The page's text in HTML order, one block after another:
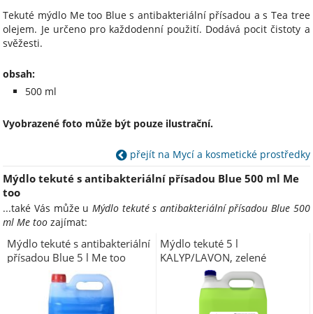
Tekuté mýdlo Me too Blue s antibakteriální přísadou a s Tea tree
olejem. Je určeno pro každodenní použití. Dodává pocit čistoty a
svěžesti.
obsah:
500 ml
Vyobrazené foto může být pouze ilustrační.
přejít na Mycí a kosmetické prostředky
Mýdlo tekuté s antibakteriální přísadou Blue 500 ml Me
too
...také Vás může u Mýdlo tekuté s antibakteriální přísadou Blue 500
ml Me too zajímat:
Mýdlo tekuté s antibakteriální
přísadou Blue 5 l Me too
Mýdlo tekuté 5 l
KALYP/LAVON, zelené